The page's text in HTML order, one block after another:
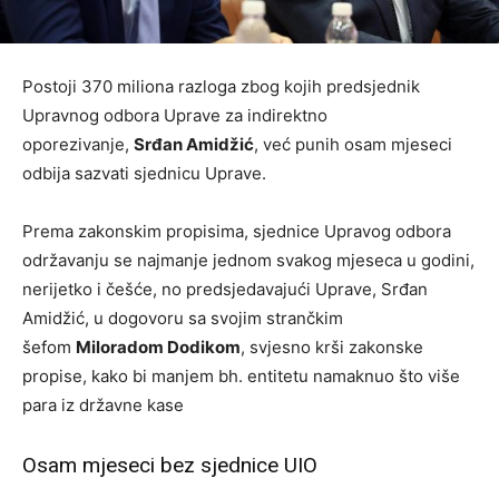
Postoji 370 miliona razloga zbog kojih predsjednik
Upravnog odbora Uprave za indirektno
oporezivanje, Srđan Amidžić, već punih osam mjeseci
odbija sazvati sjednicu Uprave.
Prema zakonskim propisima, sjednice Upravog odbora
održavanju se najmanje jednom svakog mjeseca u godini,
nerijetko i češće, no predsjedavajući Uprave, Srđan
Amidžić, u dogovoru sa svojim strančkim
šefom Miloradom Dodikom, svjesno krši zakonske
propise, kako bi manjem bh. entitetu namaknuo što više
para iz državne kase
Osam mjeseci bez sjednice UIO